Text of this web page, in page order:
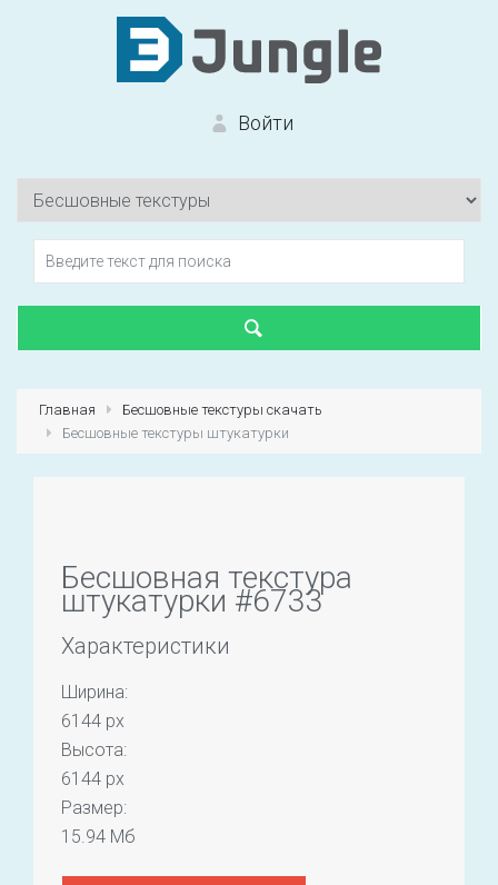
Войти
Вход на сайт
Первый раз? Зарегистрироваться
Главная
Бесшовные текстуры скачать
Бесшовные текстуры штукатурки
Бесшовная текстура
штукатурки #6733
Характеристики
Ширина:
6144 px
Высота:
6144 px
Размер:
15.94 Мб